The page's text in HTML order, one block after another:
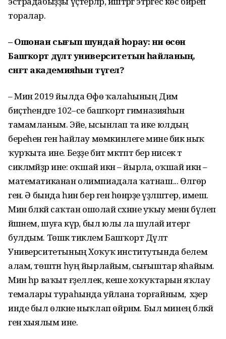
торалар.
– Ошонан сығып шундай һорау: ни өсөн
Башҡорт дәүләт университетын һайланың, ә
сәнғәт академияһын түгел?
– Мин 2019 йылда Өфө ҡалаһының Дим
биҫтәһендәге 102–се башҡорт гимназияһын
тамамланым. Эйе, ысынлап та ике юлдың
береһен генә һайлау мөмкинлеге мине бик ныҡ
ҡурҡыта ине. Беҙҙе бит мәктәптә бер нисек тә
сикләмәйҙәр ине: оҡшай икән – йырла, оҡшай икән –
математиканан олимпиадала ҡатнаш... Өлгөр
генә. Ә бында һин бер генә һөнәрҙе үҙләштер, имеш.
Мин бәләкәй саҡтан ошолай сәхнәне уҡыу менән бүлеп
йәшәнем, шуға күрә, был юлы ла шулай итергә
булдым. Төшкә тиклем Башҡорт Дәүләт
Университетының Хоҡуҡ институтында белем
алам, төштән һуң йырлайым, сығыштар яһайым.
Мин һәр ваҡыт ғәҙеллек, кеше хоҡуҡтарын яҡлау
темалары тураһында уйлана торғайным, ә хәҙер
инде был өлкәне ныҡлап өйрәнәм. Был минең бәләкәй
генә хыялым ине.